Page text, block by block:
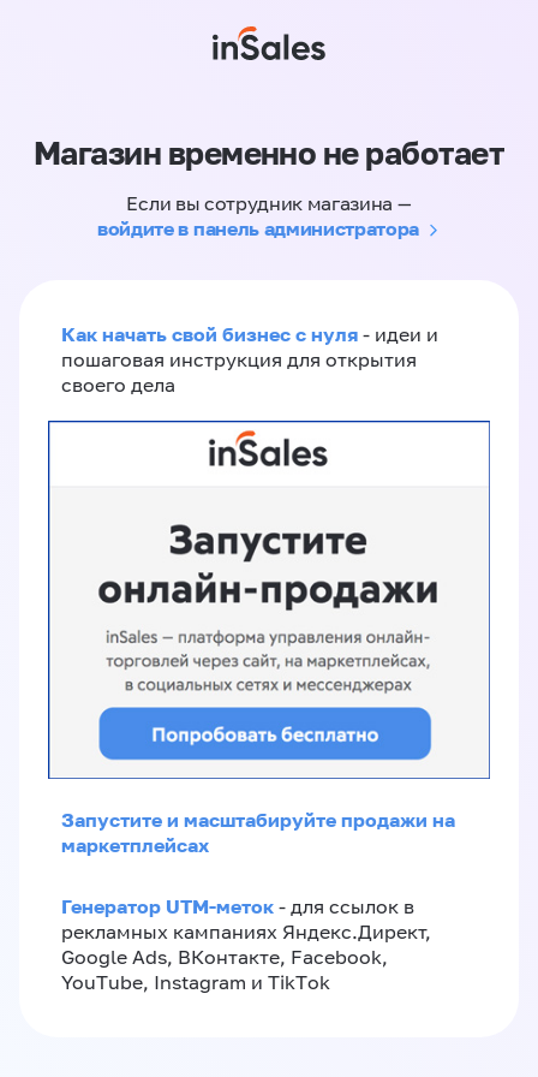
Магазин временно не работает
Если вы сотрудник магазина —
войдите в панель администратора
Как начать свой бизнес с нуля - идеи и
пошаговая инструкция для открытия
своего дела
Запустите и масштабируйте продажи на
маркетплейсах
Генератор UTM-меток - для ссылок в
рекламных кампаниях Яндекс.Директ,
Google Ads, ВКонтакте, Facebook,
YouTube, Instagram и TikTok